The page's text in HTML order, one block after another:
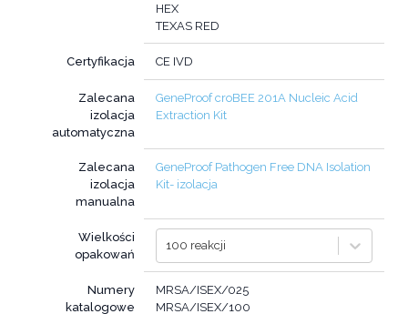
HEX
TEXAS RED
Certyfikacja CE IVD
Zalecana
izolacja
automatyczna
GeneProof croBEE 201A Nucleic Acid
Extraction Kit
Zalecana
izolacja
manualna
GeneProof Pathogen Free DNA Isolation
Kit- izolacja
Wielkości
opakowań
100 reakcji
Numery
katalogowe
MRSA/ISEX/025
MRSA/ISEX/100